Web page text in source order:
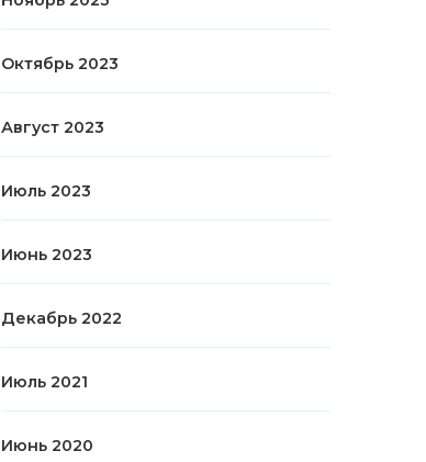
Октябрь 2023
Август 2023
Июль 2023
Июнь 2023
Декабрь 2022
Июль 2021
Июнь 2020